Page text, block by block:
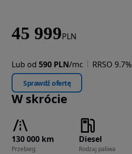
45 999PLN
Lub od 590 PLN/mc RRSO 9.7%
Sprawdź ofertę
W skrócie
130 000 km
Przebieg
Diesel
Rodzaj paliwa